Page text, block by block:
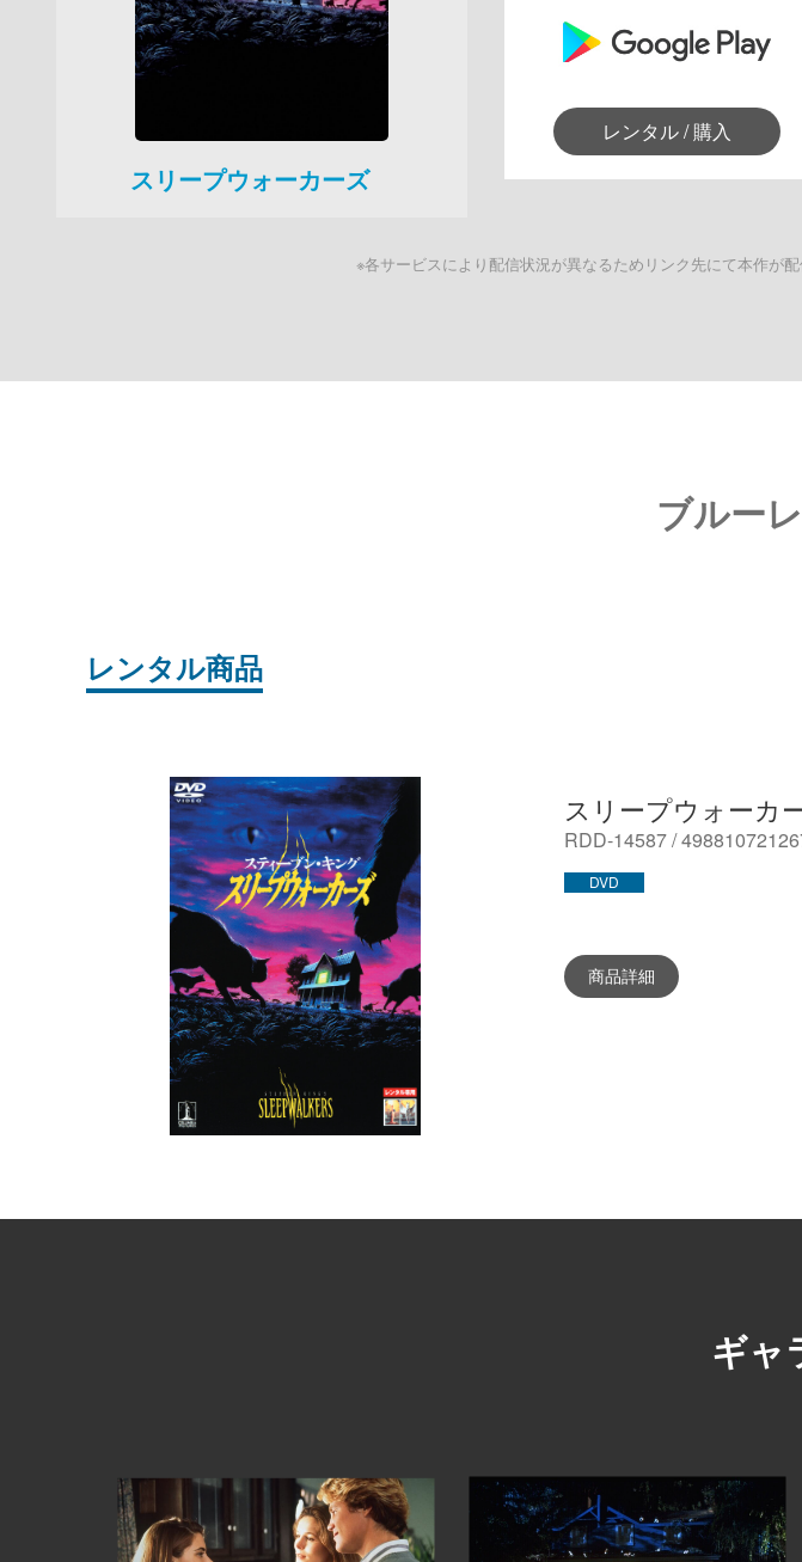
スリープウォーカーズ
レンタル / 購入
※各サービスにより配信状況が異なるためリンク先にて本作が
ブルー
レンタル商品
スリープウォー
RDD-14587 /
DVD
商品詳細
ギャ